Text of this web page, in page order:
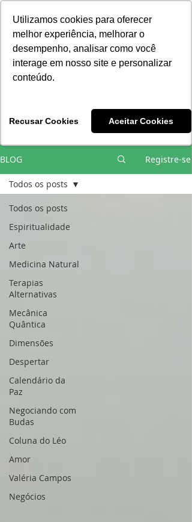
Utilizamos cookies para oferecer
melhor experiência, melhorar o
desempenho, analisar como você
interage em nosso site e personalizar
conteúdo.
Recusar Cookies Aceitar Cookies
Vivências e Cursos Iniciáticos
BLOG Registre-se
Todos os posts
Espiritualidade
Arte
Medicina Natural
Terapias
Alternativas
Mecânica
Quântica
Dimensões
Despertar
Calendário da
Paz
Negociando com
Budas
Coluna do Léo
Amor
Valéria Campos
Negócios
Todos os posts